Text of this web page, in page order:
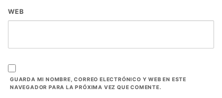
WEB
GUARDA MI NOMBRE, CORREO ELECTRÓNICO Y WEB EN ESTE
NAVEGADOR PARA LA PRÓXIMA VEZ QUE COMENTE.